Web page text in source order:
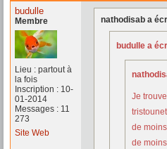
budulle
Membre
Lieu : partout à
la fois
Inscription : 10-
01-2014
Messages : 11
273
Site Web
nathodisab a
budulle a
Je
de
de